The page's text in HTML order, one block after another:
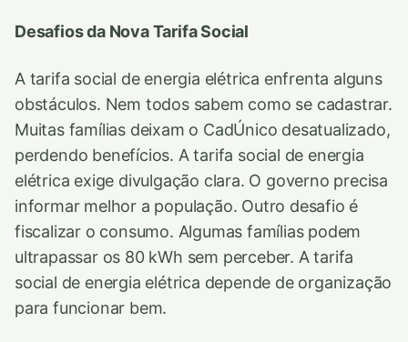
Desafios da Nova Tarifa Social
A tarifa social de energia elétrica enfrenta alguns
obstáculos. Nem todos sabem como se cadastrar.
Muitas famílias deixam o CadÚnico desatualizado,
perdendo benefícios. A tarifa social de energia
elétrica exige divulgação clara. O governo precisa
informar melhor a população. Outro desafio é
fiscalizar o consumo. Algumas famílias podem
ultrapassar os 80 kWh sem perceber. A tarifa
social de energia elétrica depende de organização
para funcionar bem.